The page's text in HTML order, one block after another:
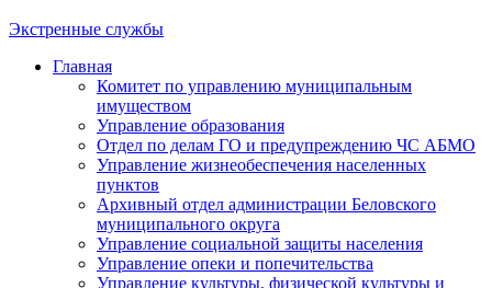
Экстренные службы
Главная
Комитет по управлению муниципальным
имуществом
Управление образования
Отдел по делам ГО и предупреждению ЧС АБМО
Управление жизнеобеспечения населенных
пунктов
Архивный отдел администрации Беловского
муниципального округа
Управление социальной защиты населения
Управление опеки и попечительства
Управление культуры, физической культуры и